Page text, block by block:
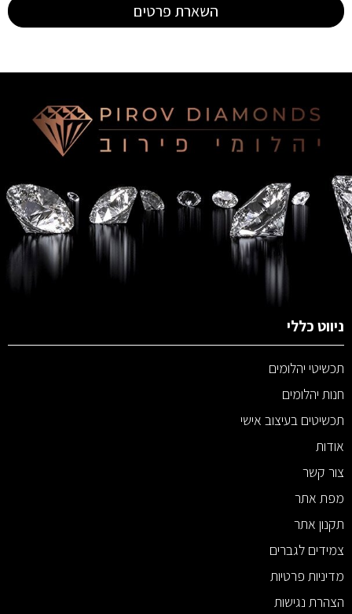
השארת פרטים
ניווט כללי
תכשיטי יהלומים
חנות יהלומים
תכשיטים בעיצוב אישי
אודות
צור קשר
מפת אתר
תקנון אתר
צמידים לגברים
מדיניות פרטיות
הצהרת נגישות